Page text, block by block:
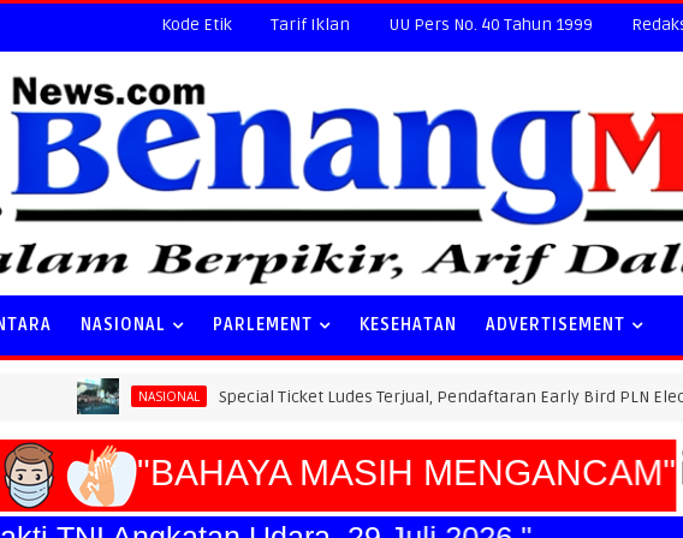
Kode Etik Tarif Iklan UU Pers No. 40 Tahun 1999
NASIONAL PARLEMENT KESEHATAN ADVERTISEMENT
NASIONAL Special Ticket Ludes Terjual, Pendaftaran Early Bird PLN Electric Run
"BAHAYA MASIH MENGANCAM"